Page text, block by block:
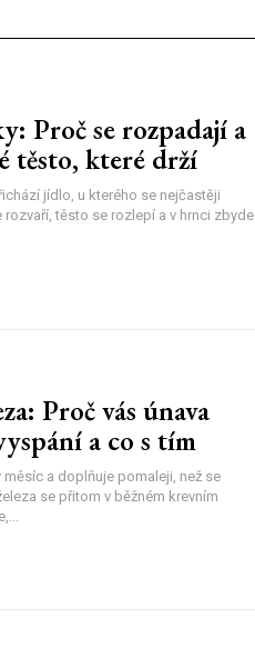
Proč se rozpadají a
těsto, které drží
jídlo, u kterého se nejčastěji
rozvaří, těsto se rozlepí a v hrnci zbyde
Proč vás únava
a co s tím
a doplňuje pomaleji, než se
se přitom v běžném krevním